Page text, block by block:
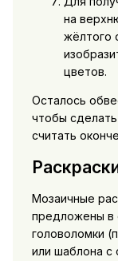
на
жёлтого
цветов.
Осталось
чтобы
считать
Мозаичные
предложены в
головоломки
или шаблона с